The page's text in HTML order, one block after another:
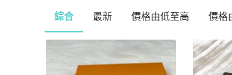
綜合 最新 價格由低至高 價格